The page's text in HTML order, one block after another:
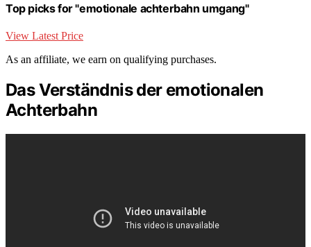
Top picks for "emotionale achterbahn umgang"
View Latest Price
As an affiliate, we earn on qualifying purchases.
Das Verständnis der emotionalen
Achterbahn